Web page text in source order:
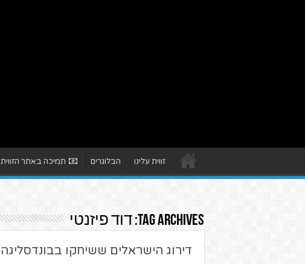
זווית עלינו הבלוגרים תמיכה באתר הזווית
Tag Archives: דוד פיזנטי
דירוג הישראלים ששיחקו בבונדסליגה